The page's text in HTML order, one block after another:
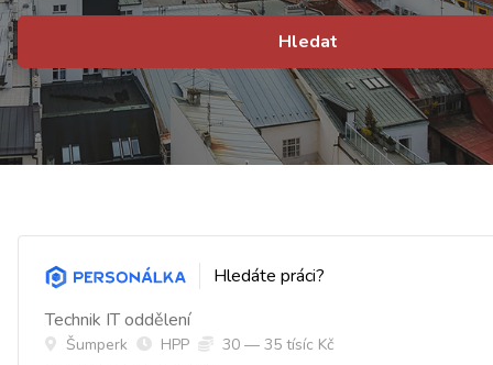
Hledat
Hledáte práci?
Technik IT oddělení
Šumperk HPP 30 — 35 tísíc Kč